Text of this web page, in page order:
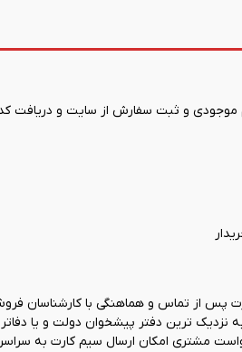
و ثبت سفارش از سایت و دریافت کد
از تماس و هماهنگی با کارشناسان
نزدیک ترین دفتر پیشخوان دولت و یا
مشتری امکان ارسال سیم کارت به